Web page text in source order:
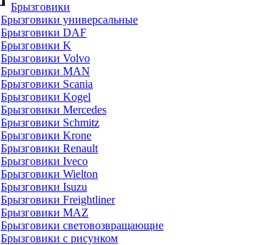
Брызговики
Брызговики универсальные
Брызговики DAF
Брызговики K
Брызговики Volvo
Брызговики MAN
Брызговики Scania
Брызговики Kogel
Брызговики Mercedes
Брызговики Schmitz
Брызговики Krone
Брызговики Renault
Брызговики Iveco
Брызговики Wielton
Брызговики Isuzu
Брызговики Freightliner
Брызговики MAZ
Брызговики световозвращающие
Брызговики с рисунком